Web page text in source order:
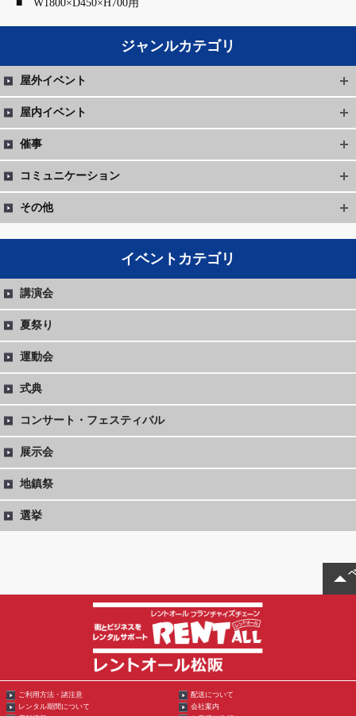
■ W1800×D450×H700用
ジャンルカテゴリ
屋外イベント
屋内イベント
催事
コミュニケーション
その他
イベントカテゴリ
講演会
夏祭り
運動会
式典
コンサート・フェスティバル
展示会
地鎮祭
選挙
ご利用方法・諸注意
配送について
レンタル期間について
会社案内